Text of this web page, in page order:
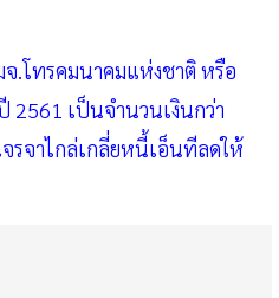
.โทรคมนาคมแห่งชาติ หรือ
2561 เป็นจำนวนเงินกว่า
รจาไกล่เกลี่ยหนี้เอ็นทีลดให้